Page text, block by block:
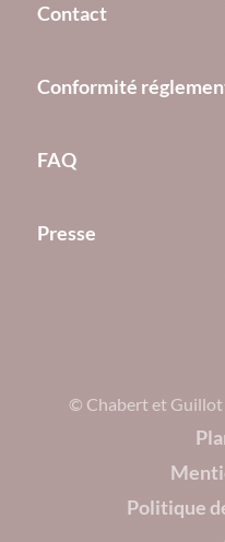
Contact
Conformité
FAQ
Presse
© Chabert et Guillot
Politique